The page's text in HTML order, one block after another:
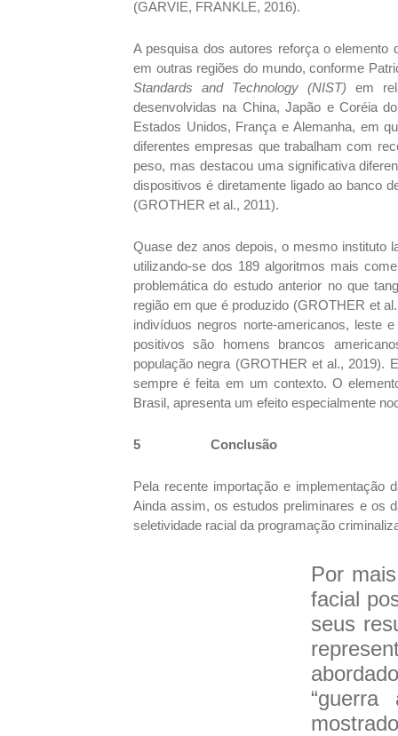
(GARVIE, FRANKLE, 2016).
A pesquisa dos autores reforça o elemento
em outras regiões do mundo, conforme
Standards and Technology (NIST) em
desenvolvidas na China, Japão e Coréia
Estados Unidos, França e Alemanha, em
diferentes empresas que trabalham com
peso, mas destacou uma significativa
dispositivos é diretamente ligado ao banco
(GROTHER et al., 2011).
Quase dez anos depois, o mesmo instituto
utilizando-se dos 189 algoritmos mais
problemática do estudo anterior no que
região em que é produzido (GROTHER et
indivíduos negros norte-americanos, leste
positivos são homens brancos
população negra (GROTHER et al., 2019).
sempre é feita em um contexto. O
Brasil, apresenta um efeito especialmente
5 Conclusão
Pela recente importação e implementação
Ainda assim, os estudos preliminares e os
seletividade racial da programação
Por
facial
seus